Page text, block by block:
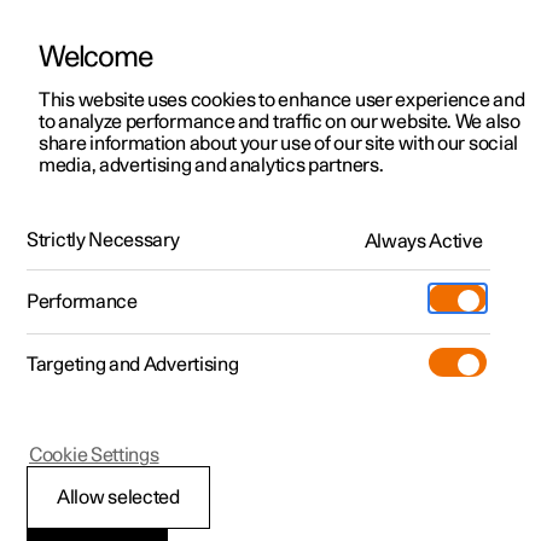
Polestar 2
Polestar 3
Polestar 4
Pre-owned
Shop
Meer
Testrit
Aanbiedingen voor
Testrit
Aanbiedingen voor
Polestar 4 coupé
Ontdek Polestar 4
Testrit
Bekijk onze stockwagens
Aanbiedingen voor
Ontdek Polestar 5
Over pre-owned
Pre-owned aanbiedingen
Aanbiedingen voor particulieren
Aanbiedingen voor
professionelen
Bekijk onze stockwagens
Configureer
Pre-owned
Testrit
Additionals
(Opent in een nieuw venster)
Experiences
Ontmoet ons
Servicepunten
Opladen
Support
HandleidingVideogalerijSoftware-updates
Polestar Connect-diensten
Polestar 2
Opsporing van
Welcome
This website uses cookies to enhance user experience and
to analyze performance and traffic on our website. We also
share information about your use of our site with our social
media, advertising and analytics partners.
Strictly Necessary Always Active
Performance
Targeting and Advertising
Allow selected
Cookie Settings